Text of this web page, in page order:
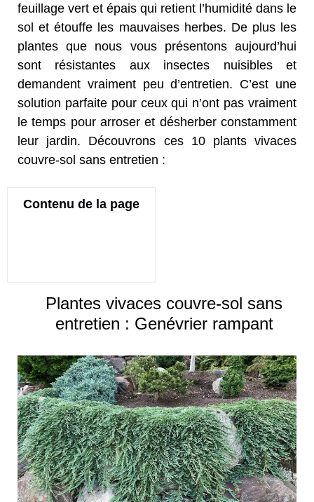
feuillage vert et épais qui retient l’humidité dans le
sol et étouffe les mauvaises herbes. De plus les
plantes que nous vous présentons aujourd’hui
sont résistantes aux insectes nuisibles et
demandent vraiment peu d’entretien. C’est une
solution parfaite pour ceux qui n’ont pas vraiment
le temps pour arroser et désherber constamment
leur jardin. Découvrons ces 10 plants vivaces
couvre-sol sans entretien :
Contenu de la page
Plantes vivaces couvre-sol sans
entretien : Genévrier rampant